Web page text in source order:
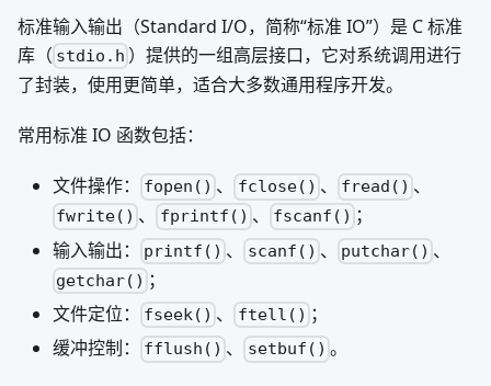
标准输入输出（Standard I/O，简称“标准 IO”）是 C 标准
库（ stdio.h ）提供的一组高层接口，它对系统调用进行
了封装，使用更简单，适合大多数通用程序开发。
常用标准 IO 函数包括：
文件操作： fopen() 、 fclose() 、 fread() 、
fwrite() 、 fprintf() 、 fscanf() ；
输入输出：
printf() 、 scanf() 、 putchar() 、
getchar() ；
文件定位：
fseek() 、 ftell() ；
缓冲控制：
fflush() 、 setbuf() 。